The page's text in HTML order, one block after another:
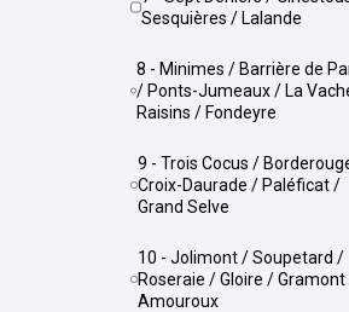
Sesquières / Lalande
8 - Minimes / Barrière de Paris
/ Ponts-Jumeaux / La
Raisins / Fondeyre
9 - Trois Cocus / Borderouge /
Croix-Daurade / Paléficat /
Grand Selve
10 - Jolimont / Soupetard /
Roseraie / Gloire /
Amouroux